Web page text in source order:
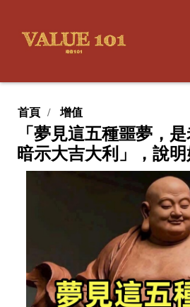
首頁 增值
「夢見這五種噩夢，
暗示大吉大利」，說